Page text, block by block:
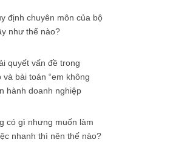
định chuyên môn của bộ
như thế nào?
quyết vấn đề trong
bài toán “em không
hành doanh nghiệp
có gì nhưng muốn làm
nhanh thì nên thế nào?